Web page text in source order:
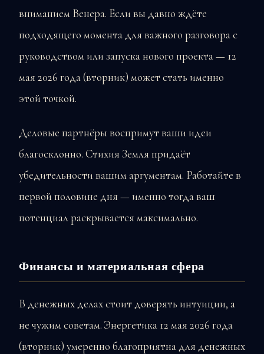
вниманием Венера. Если вы давно ждёте
подходящего момента для важного разговора с
руководством или запуска нового проекта — 12
мая 2026 года (вторник) может стать именно
этой точкой.
Деловые партнёры воспримут ваши идеи
благосклонно. Стихия Земля придаёт
убедительности вашим аргументам. Работайте в
первой половине дня — именно тогда ваш
потенциал раскрывается максимально.
Финансы и материальная сфера
В денежных делах стоит доверять интуиции, а
не чужим советам. Энергетика 12 мая 2026 года
(вторник) умеренно благоприятна для денежных